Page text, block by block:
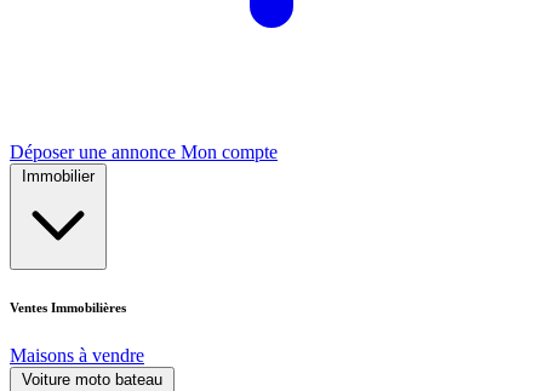
Déposer une annonce Mon compte
Immobilier
Ventes Immobilières
Maisons à vendre
Voiture moto bateau